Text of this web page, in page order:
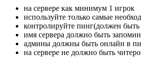
на сервере как минимум 1 игрок
используйте только самые
контролируйте пинг(должен
имя сервера должно быть
админы должны быть онлайн в
на сервере не должно быть